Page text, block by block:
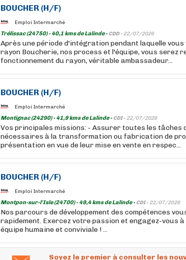
BOUCHER (H/F)
Emploi Intermarché
Trélissac (24750) - 40,1 kms de Lalinde -CDD - 22/07/2026
Après une période d'intégration pendant laquelle
rayon Boucherie, nos process et l'équipe, vous serez
fonctionnement du rayon, véritable ambassadeur...
BOUCHER (H/F)
Emploi Intermarché
Montignac (24290) - 41,9 kms de Lalinde -CDI - 22/07/2026
Vos principales missions: - Assurer toutes les tâches
nécessaires à la transformation ou fabrication de
présentation en vue de leur mise en vente en respec...
BOUCHER (H/F)
Emploi Intermarché
Montpon-sur-l'Isle (24700) - 49,4 kms de Lalinde -CDI - 22/07/2026
Nos parcours de développement des compétences
rapidement. Exercez votre passion et engagez-vous
équipe humaine et conviviale ! ...
Soyez le premier à consulter les